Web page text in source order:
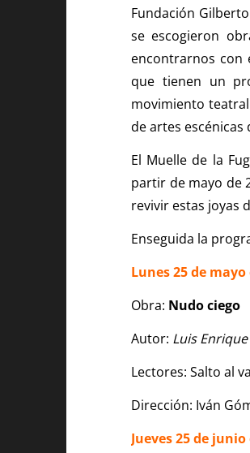
Fundación
se escogieron
encontrarnos con
que tienen un
movimiento
de artes escénicas
El Muelle de la
partir de mayo de
revivir estas joyas
Enseguida la
Lunes 25 de mayo
Obra: Nudo ciego
Autor: Luis
Lectores: Salto al
Dirección: Iván
Jueves 25 de junio